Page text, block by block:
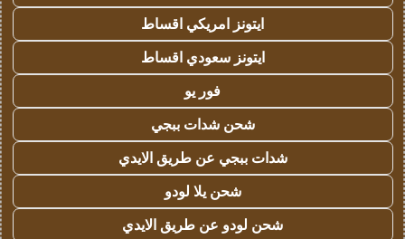
ايتونز امريكي اقساط
ايتونز سعودي اقساط
فور يو
شحن شدات ببجي
شدات ببجي عن طريق الايدي
شحن يلا لودو
شحن لودو عن طريق الايدي